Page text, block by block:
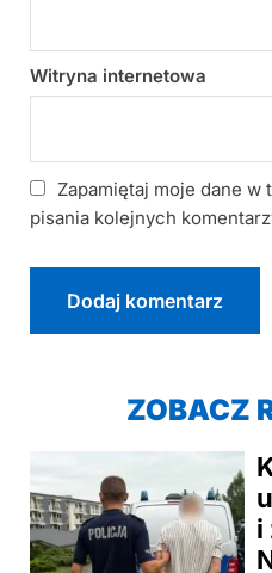
Witryna internetowa
Zapamiętaj moje dane
pisania kolejnych
ZOBACZ
i